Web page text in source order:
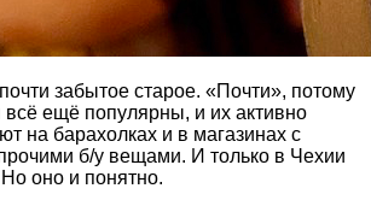
забытое старое. «Почти», потому
всё ещё популярны, и их активно
на барахолках и в магазинах с
б/у вещами. И только в Чехии
оно и понятно.